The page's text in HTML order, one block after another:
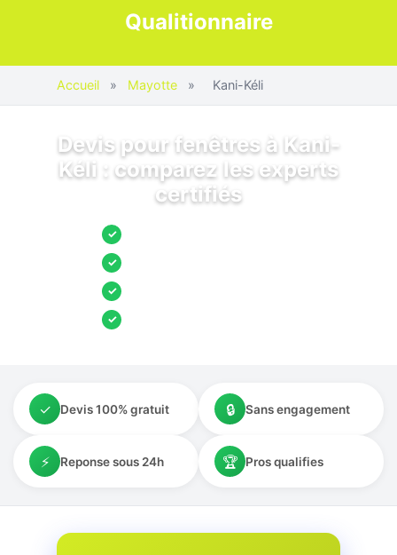
Qualitionnaire
Accueil » Mayotte » Kani-Kéli
Devis pour fenêtres à Kani-
Kéli : comparez les experts
certifiés
✓
✓
✓
✓
✓ Devis 100% gratuit 🔒 Sans engagement
⚡ Reponse sous 24h 🏆 Pros qualifies